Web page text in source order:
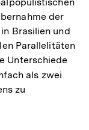
der
Brasilien und
Parallelitäten
Unterschiede
als zwei
zu